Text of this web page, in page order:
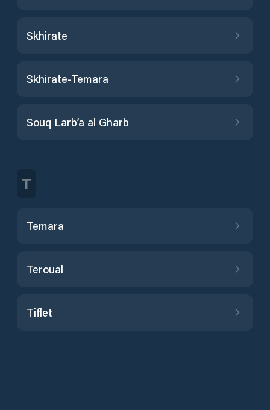
Skhirate
Skhirate-Temara
Souq Larb’a al Gharb
T
Temara
Teroual
Tiflet